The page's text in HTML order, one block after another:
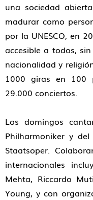
una sociedad
madurar como
por la UNESCO, en
accesible a todos,
nacionalidad y
1000 giras en 100
29.000 conciertos.
Los domingos
Philharmoniker y
Staatsoper.
internacionales
Mehta, Riccardo
Young, y con